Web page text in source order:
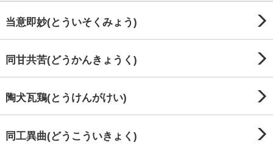
当意即妙(とういそくみょう)
同甘共苦(どうかんきょうく)
陶犬瓦鶏(とうけんがけい)
同工異曲(どうこういきょく)